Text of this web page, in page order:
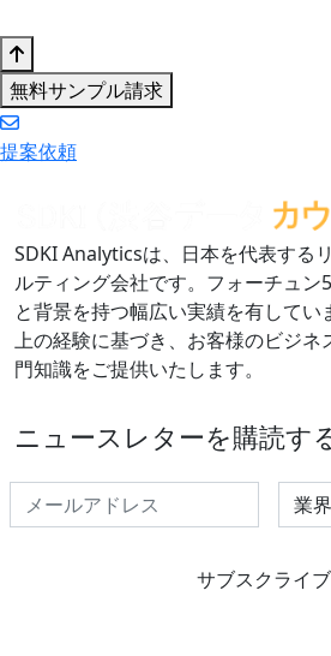
無料サンプル請求
提案依頼
SDKI Analyticsは、日本を代表する
ルティング会社です。フォーチュン
と背景を持つ幅広い実績を有してい
上の経験に基づき、お客様のビジネ
門知識をご提供いたします。
ニュースレターを購読す
サブスクライブ